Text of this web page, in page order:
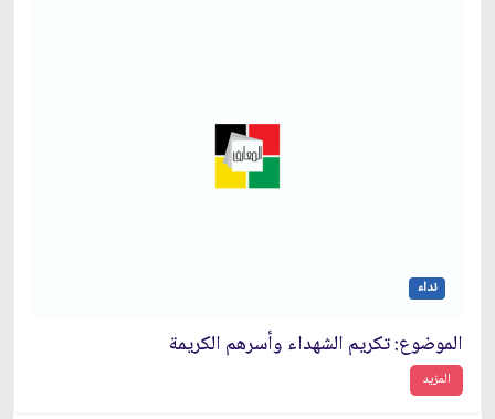
نداء
الموضوع: تكريم الشهداء وأسرهم الكريمة
المزيد